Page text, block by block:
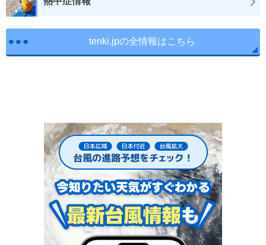
tenki.jpの全情報はこちら